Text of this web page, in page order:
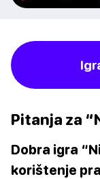
Pitanja za
Dobra igra
korištenje